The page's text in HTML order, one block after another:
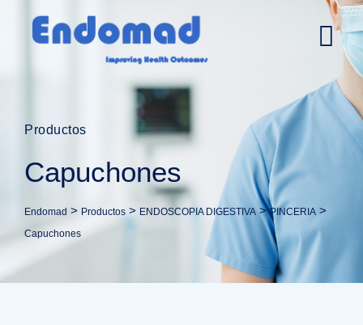
Productos
Capuchones
Endomad > Productos > ENDOSCOPIA DIGESTIVA>PINCERIA >
Capuchones